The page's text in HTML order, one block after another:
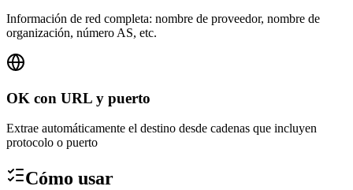
Información de red completa: nombre de proveedor, nombre de
organización, número AS, etc.
OK con URL y puerto
Extrae automáticamente el destino desde cadenas que incluyen
protocolo o puerto
Cómo usar